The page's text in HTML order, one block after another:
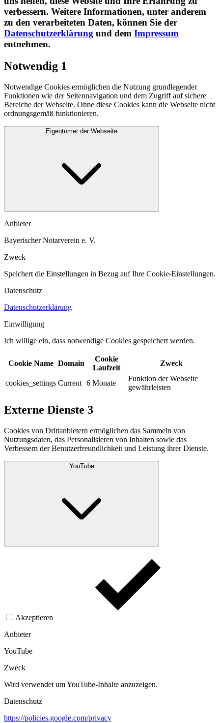
verbessern. Weitere Informationen, unter anderem
zu den verarbeiteten Daten, können Sie der
Datenschutzerklärung und dem Impressum
entnehmen.​
Notwendig 1
Notwendige Cookies ermöglichen die Nutzung grundlegender
Funktionen wie der Seitennavigation und dem Zugriff auf sichere
Bereiche der Webseite. Ohne diese Cookies kann die Webseite nicht
ordnungsgemäß funktionieren.
Eigentümer der Webseite
Anbieter
Bayerischer Notarverein e. V.
Zweck
Speichert die Einstellungen in Bezug auf Ihre Cookie-Einstellungen.​
Datenschutz
Datenschutzerklärung
Einwilligung
Ich willige ein, dass notwendige Cookies gespeichert werden.​
Cookie Name Domain
Cookie
Laufzeit
Zweck
cookies_settings Current 6 Monate
Funktion der Webseite
gewährleisten
Externe Dienste 3
Cookies von Drittanbietern ermöglichen das Sammeln von
Nutzungsdaten, das Personalisieren von Inhalten sowie das
Verbessern der Benutzerfreundlichkeit und Leistung ihrer Dienste.
YouTube
Akzeptieren
Anbieter
YouTube
Zweck
Wird verwendet um YouTube-Inhalte anzuzeigen.​
Datenschutz
https://policies.google.com/privacy